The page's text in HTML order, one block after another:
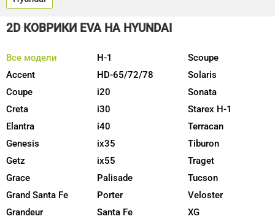
2D КОВРИКИ EVA НА HYUNDAI
Все модели
Accent
Coupe
Creta
Elantra
Genesis
Getz
Grace
Grand Santa Fe
Grandeur
H-1
HD-65/72/78
i20
i30
i40
ix35
ix55
Palisade
Porter
Santa Fe
Scoupe
Solaris
Sonata
Starex H-1
Terracan
Tiburon
Traget
Tucson
Veloster
XG